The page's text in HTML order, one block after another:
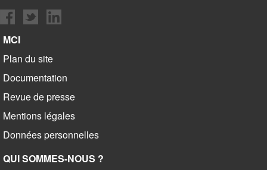
MCI
Plan du site
Documentation
Revue de presse
Mentions légales
Données personnelles
QUI SOMMES-NOUS ?